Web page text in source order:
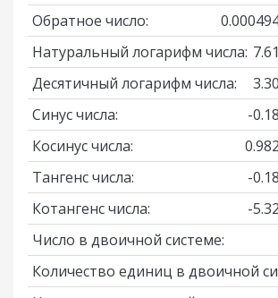
Обратное число:
Натуральный логарифм числа:
Десятичный логарифм числа:
Синус числа:
-
Косинус числа:
Тангенс числа:
-
Котангенс числа:
-
Число в двоичной системе:
Количество единиц в двоичной